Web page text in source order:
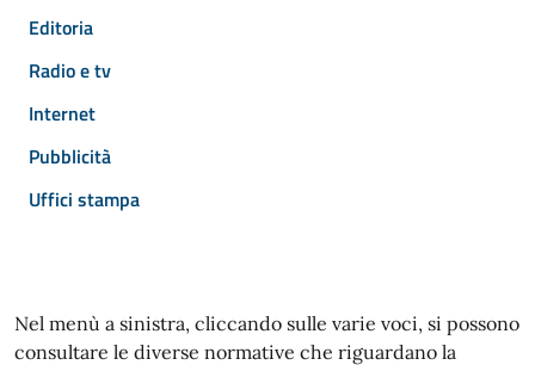
Editoria
Radio e tv
Internet
Pubblicità
Uffici stampa
Nel menù a sinistra, cliccando sulle varie voci, si possono
consultare le diverse normative che riguardano la